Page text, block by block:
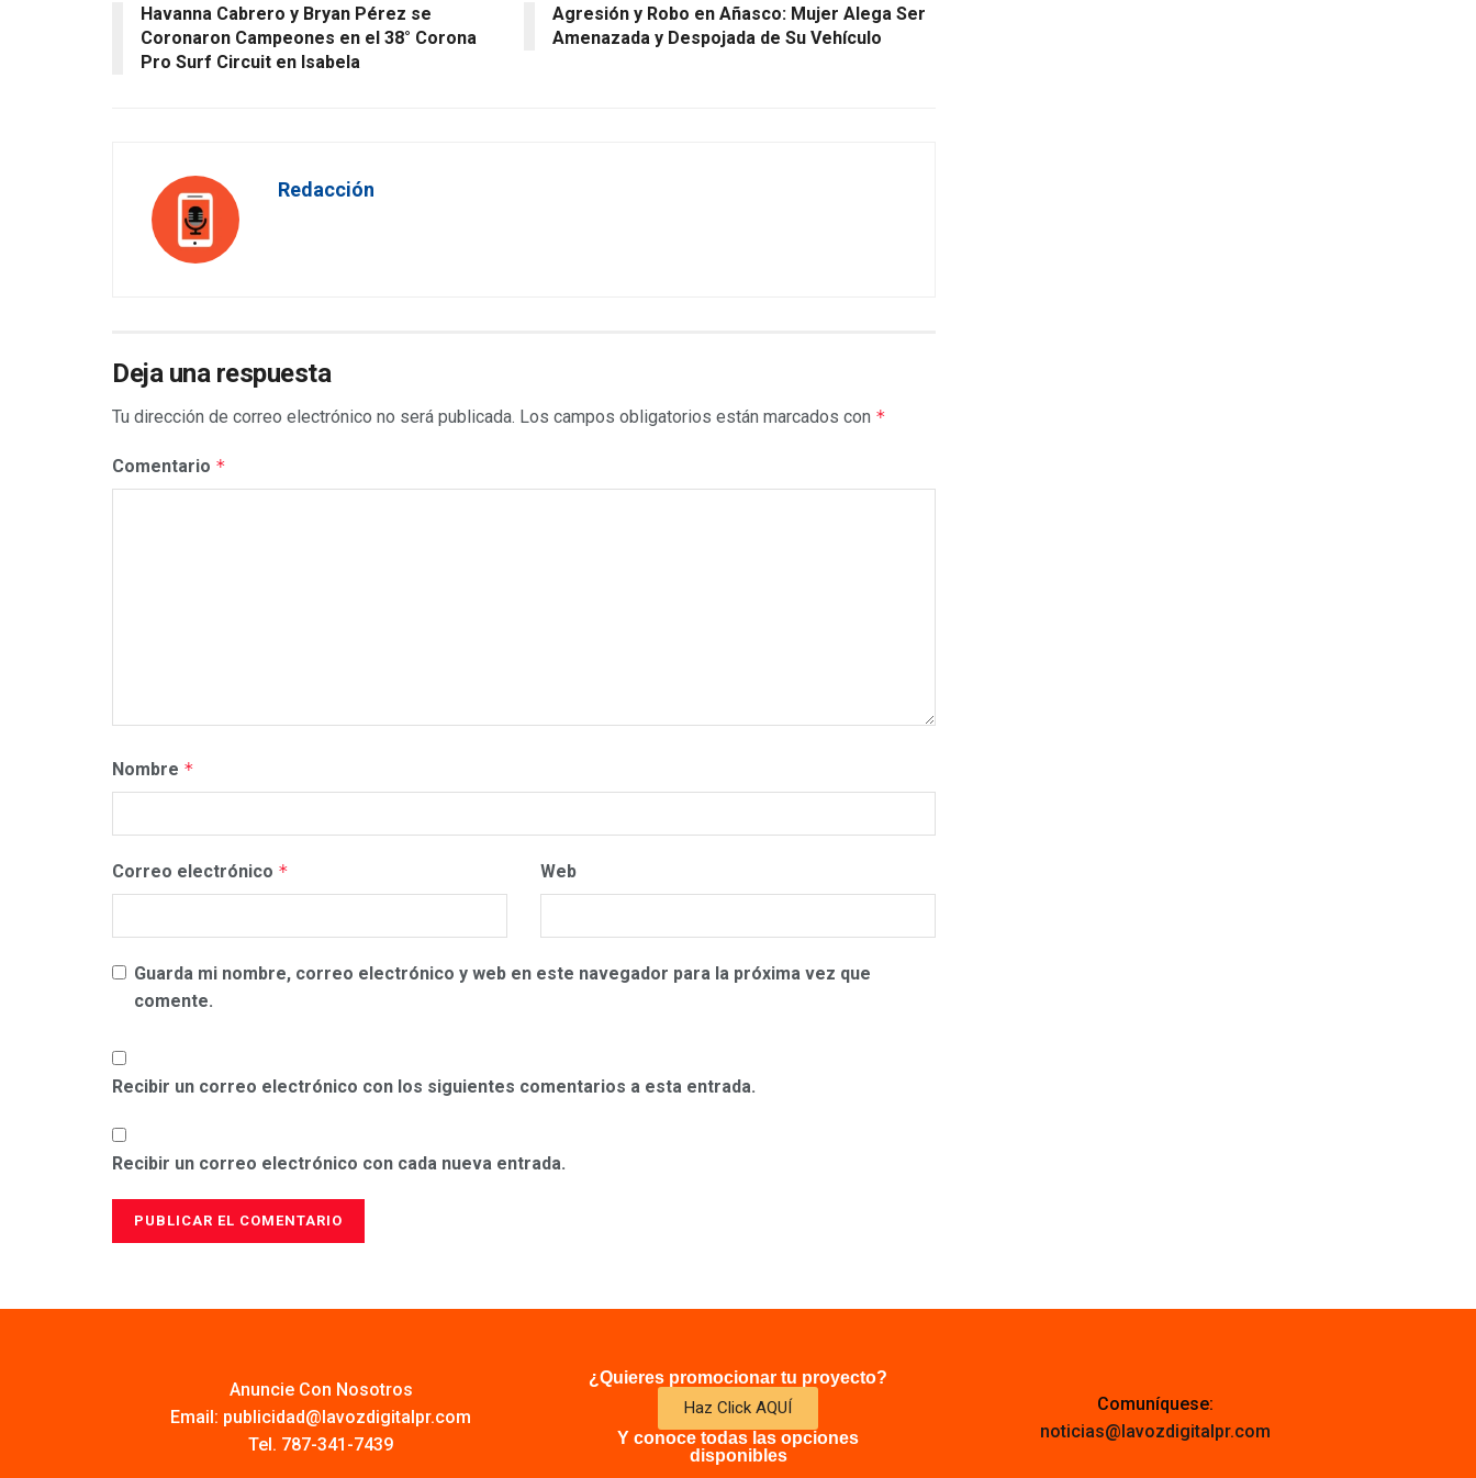
Havanna Cabrero y Bryan Pérez se
Coronaron Campeones en el 38° Corona
Pro Surf Circuit en Isabela
Agresión y Robo en Añasco: Mujer Alega Ser
Amenazada y Despojada de Su Vehículo
Redacción
Deja una respuesta
Tu dirección de correo electrónico no será publicada. Los campos obligatorios están marcados con *
Comentario *
Nombre *
Correo electrónico * Web
Guarda mi nombre, correo electrónico y web en este navegador para la próxima vez que
comente.
Recibir un correo electrónico con los siguientes comentarios a esta entrada.
Recibir un correo electrónico con cada nueva entrada.
Anuncie Con Nosotros
Email: publicidad@lavozdigitalpr.com
Tel. 787-341-7439
¿Quieres promocionar tu proyecto?
Haz Click AQUÍ
Y conoce todas las opciones
disponibles
Comuníquese:
noticias@lavozdigitalpr.com